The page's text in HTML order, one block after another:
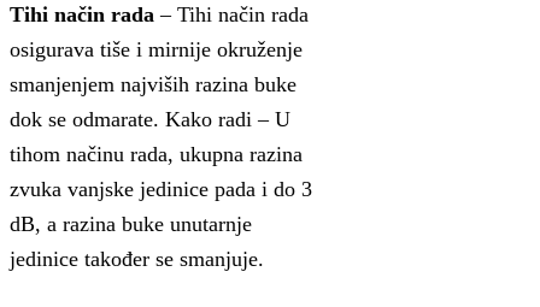
Tihi način rada – Tihi način rada
osigurava tiše i mirnije okruženje
smanjenjem najviših razina buke
dok se odmarate. Kako radi – U
tihom načinu rada, ukupna razina
zvuka vanjske jedinice pada i do 3
dB, a razina buke unutarnje
jedinice također se smanjuje.